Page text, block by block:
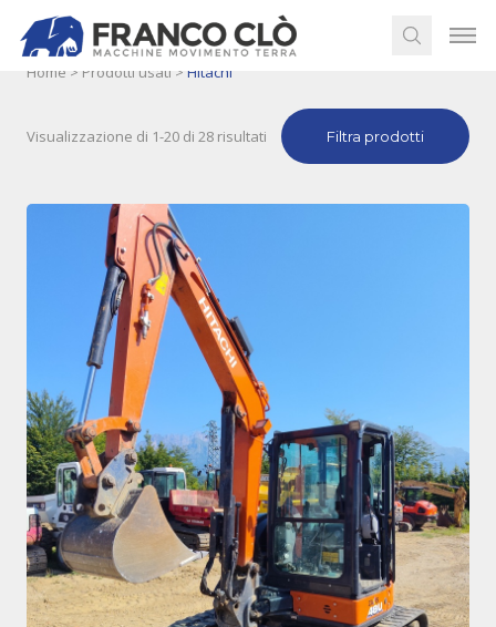
Home > Prodotti usati > Hitachi
Visualizzazione di 1-20 di 28 risultati Filtra prodotti